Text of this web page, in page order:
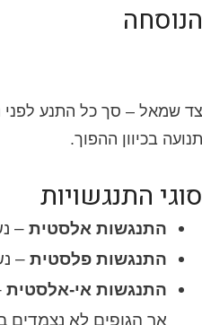
הנוסחה
צד שמאל – סך כל התנע לפני
תנועה בכיוון ההפוך.
סוגי התנגשויות
התנגשות אלסטית –
התנגשות פלסטית –
התנגשות אי-אלסטית
אך הגופים לא נצמדים